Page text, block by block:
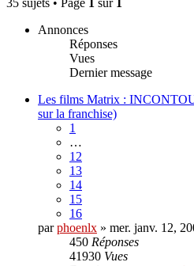
35 sujets • Page 1 sur 1
Annonces
Réponses
Vues
Dernier message
Les films Matrix :
sur la franchise)
1
…
12
13
14
15
16
parphoenlx » mer. janv. 12,
450 Réponses
41930 Vues